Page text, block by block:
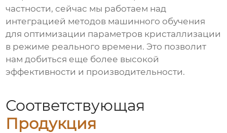
частности, сейчас мы работаем над
интеграцией методов машинного обучения
для оптимизации параметров кристаллизации
в режиме реального времени. Это позволит
нам добиться еще более высокой
эффективности и производительности.
Соответствующая
Продукция